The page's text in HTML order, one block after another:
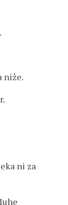
niže.
ni za